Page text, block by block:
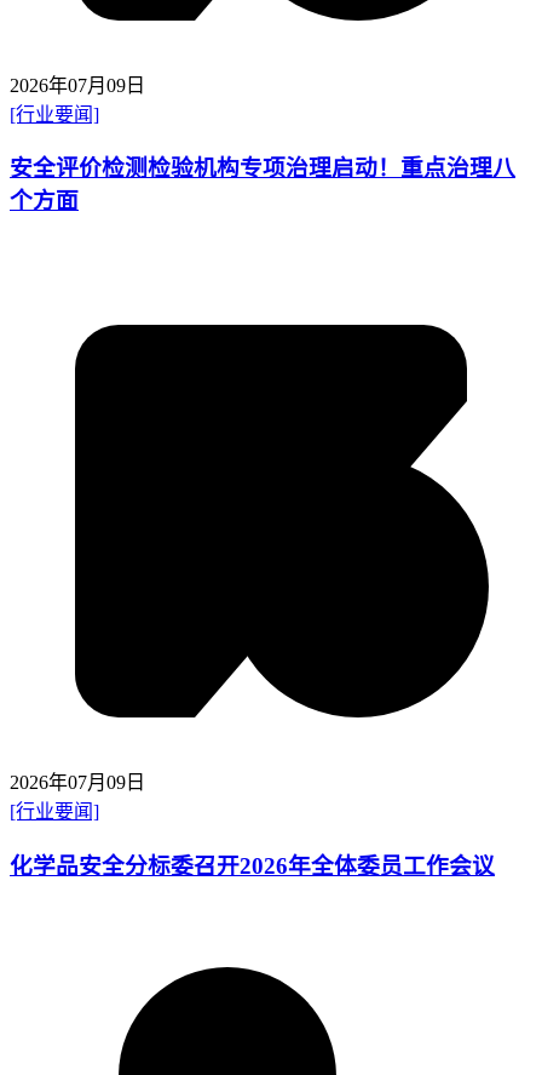
2026年07月09日
[行业要闻]
安全评价检测检验机构专项治理启动！重点治理八
个方面
2026年07月09日
[行业要闻]
化学品安全分标委召开2026年全体委员工作会议